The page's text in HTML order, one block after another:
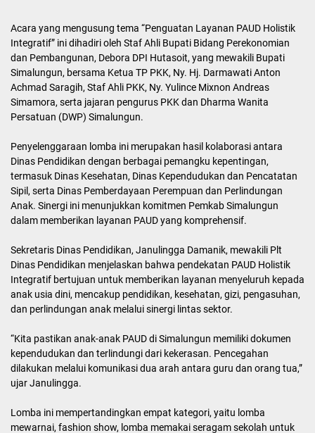
Acara yang mengusung tema “Penguatan Layanan PAUD Holistik
Integratif” ini dihadiri oleh Staf Ahli Bupati Bidang Perekonomian
dan Pembangunan, Debora DPI Hutasoit, yang mewakili Bupati
Achmad Saragih, Staf Ahli PKK, Ny. Yulince Mixnon Andreas
Simamora, serta jajaran pengurus PKK dan Dharma Wanita